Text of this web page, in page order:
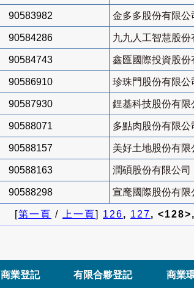
90583982 金多多股份有限公
90584286 九九人工智慧股份
90584743 鑫匯國際投資股份
90586910 珍珠門股份有限公
90587930 鋰基科技股份有限
90588071 多點肉股份有限公
90588157 美好土地股份有限
90588163 潤碩股份有限公司
90588298 宣麾國際股份有限
[第一頁 / 上一頁] 126, 127, <128>,
商業登記 有限合夥登記 商業